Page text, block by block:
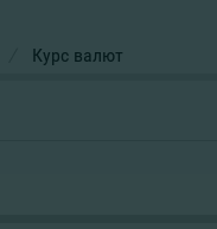
Курс валют